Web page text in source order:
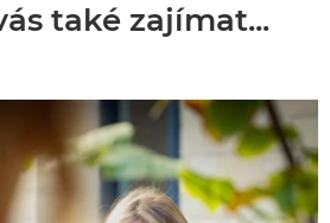
také zajímat...